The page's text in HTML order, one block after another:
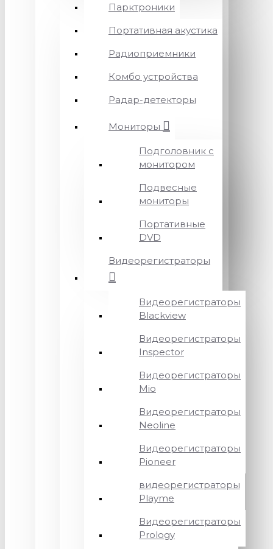
Парктроники
Портативная акустика
Радиоприемники
Комбо устройства
Радар-детекторы
Мониторы
Подголовник с
монитором
Подвесные
мониторы
Портативные
DVD
Видеорегистраторы
Видеорегистраторы
Blackview
Видеорегистраторы
Inspector
Видеорегистраторы
Mio
Видеорегистраторы
Neoline
Видеорегистраторы
Pioneer
видеорегистраторы
Playme
Видеорегистраторы
Prology